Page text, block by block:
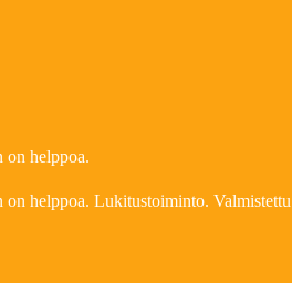
on helppoa.
helppoa. Lukitustoiminto.